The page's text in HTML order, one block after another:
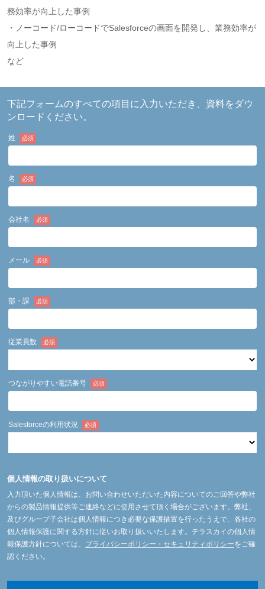
務効率が向上した事例
・ノーコード/ローコードでSalesforceの画面を開発し、業務効率が
向上した事例
など
下記フォームのすべての項目に入力いただき、資料をダウ
ンロードください。